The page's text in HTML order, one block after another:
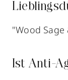
"Wood Sage
Ist Anti-